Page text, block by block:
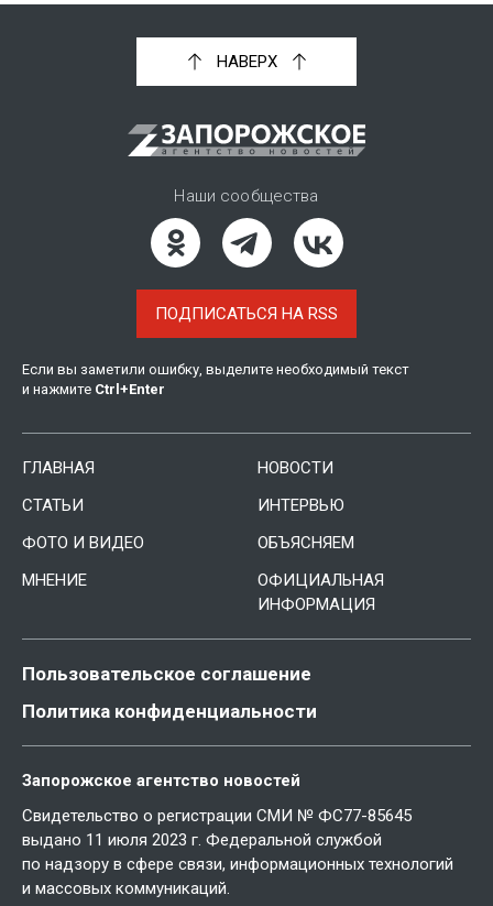
НАВЕРХ
Наши сообщества
ПОДПИСАТЬСЯ НА RSS
Если вы заметили ошибку, выделите необходимый текст
и нажмите Ctrl +Enter
ГЛАВНАЯ
НОВОСТИ
СТАТЬИ
ИНТЕРВЬЮ
ФОТО И ВИДЕО
ОБЪЯСНЯЕМ
МНЕНИЕ
ОФИЦИАЛЬНАЯ
ИНФОРМАЦИЯ
Пользовательское соглашение
Политика конфиденциальности
Запорожское агентство новостей
Свидетельство о регистрации СМИ № ФС77-85645
выдано 11 июля 2023 г. Федеральной службой
по надзору в сфере связи, информационных технологий
и массовых коммуникаций.